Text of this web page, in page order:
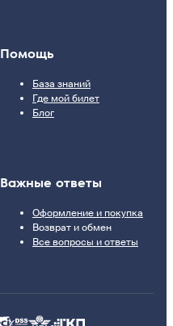
Помощь
База знаний
Где мой билет
Блог
Важные ответы
Оформление и покупка
Возврат и обмен
Все вопросы и ответы